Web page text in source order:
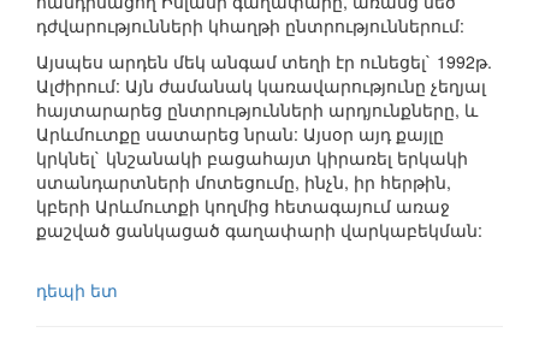
դժվարությունների կհաղթի ընտրություններում:
Այսպես արդեն մեկ անգամ տեղի էր ունեցել` 1992թ.
Ալժիրում: Այն ժամանակ կառավարությունը չեղյալ
հայտարարեց ընտրությունների արդյունքները, և
Արևմուտքը սատարեց նրան: Այսօր այդ քայլը
կրկնել` կնշանակի բացահայտ կիրառել երկակի
ստանդարտների մոտեցումը, ինչն, իր հերթին,
կբերի Արևմուտքի կողմից հետագայում առաջ
քաշված ցանկացած գաղափարի վարկաբեկման:
դեպի ետ